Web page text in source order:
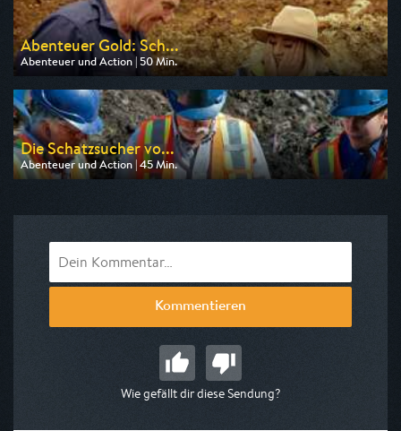
Abenteuer Gold: Sch...
Abenteuer und Action | 50 Min.
Ausgestrahlt von Kabel eins Doku
am 07.08.2026, 09:30
Die Schatzsucher vo...
Abenteuer und Action | 45 Min.
Ausgestrahlt von Kabel eins Doku
Kommentieren
Wie gefällt dir diese Sendung?